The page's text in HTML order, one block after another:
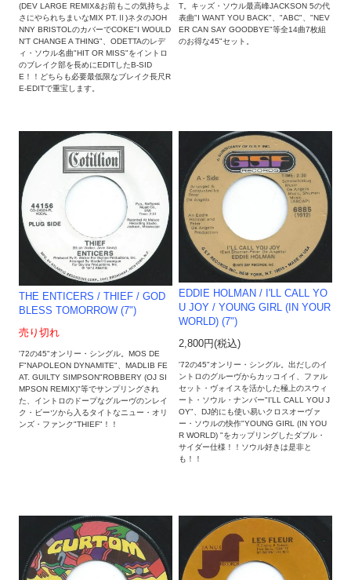
(DEV LARGE REMIX&お前もこの気持ちよ
さにやられちまいなMIX PT.Ⅱ)ネタのJOH
NNY BRISTOLのカバーでCOKE"I WOULD
N'T CHANGE A THING"、ODETTAのレデ
ィ・ソウル名曲"HIT OR MISS"をイントロ
のブレイク部を長めにEDITしたB-SID
E！！どちらも必要最低限なブレイク長尺R
E-EDITで重宝します。
T。キッズ・ソウル最高峰JACKSON 5の代
表曲"I WANT YOU BACK"、"ABC"、"NEV
ER CAN SAY GOODBYE"等全14曲7枚組
のお得な45"セット。
THE ENTICERS / THIEF / GOD
BLESS TOMORROW (7")
売り切れ
'72の45"オンリー・シングル。MOS DE
F"NAPOLEON DYNAMITE"、MADLIB FE
AT. GUILTY SIMPSON"ROBBERY (OJ SI
MPSON REMIX)"等でサンプリングされ
た、イントロのドープなグルーヴのンレイ
ク・ビーツから入るタイトなニュー・オリ
ンズ・ファンク"THIEF"！！
EDDIE HOLMAN / I'LL CALL YO
U JOY / YOUNG GIRL (IN YOUR
WORLD) (7")
2,800円(税込)
'72の45"オンリー・シングル。出だしのイ
ントロのグルーヴからカッコイイ、ファル
セット・ヴォイスを活かした極上のスウィ
ート・ソウル・ナンバー"I'LL CALL YOU J
OY"、DJ的にも使い易いクロスオーヴァ
ー・ソウルの快作"YOUNG GIRL (IN YOU
R WORLD) "をカップリングしたダブル・
サイダー仕様！！ソウル好きは是非と
も！！